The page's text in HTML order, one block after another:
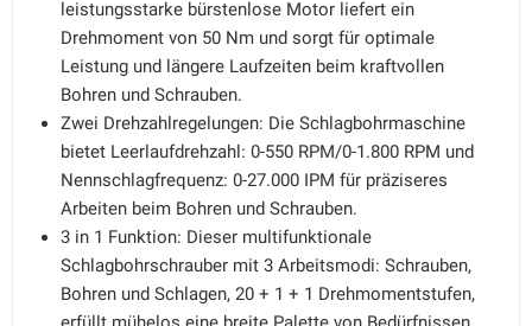
leistungsstarke bürstenlose Motor liefert ein
Drehmoment von 50 Nm und sorgt für optimale
Leistung und längere Laufzeiten beim kraftvollen
Bohren und Schrauben.
Zwei Drehzahlregelungen: Die Schlagbohrmaschine
bietet Leerlaufdrehzahl: 0-550 RPM/0-1.800 RPM und
Nennschlagfrequenz: 0-27.000 IPM für präziseres
Arbeiten beim Bohren und Schrauben.
3 in 1 Funktion: Dieser multifunktionale
Schlagbohrschrauber mit 3 Arbeitsmodi: Schrauben,
Bohren und Schlagen, 20 + 1 + 1 Drehmomentstufen,